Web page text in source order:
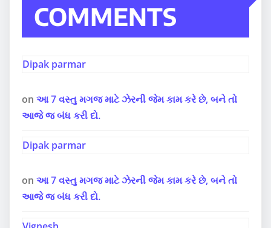
COMMENTS
Dipak parmar
on આ 7 વસ્તુ મગજ માટે ઝેરની જેમ કામ કરે છે, બને તો
આજે જ બંધ કરી દો.
Dipak parmar
on આ 7 વસ્તુ મગજ માટે ઝેરની જેમ કામ કરે છે, બને તો
આજે જ બંધ કરી દો.